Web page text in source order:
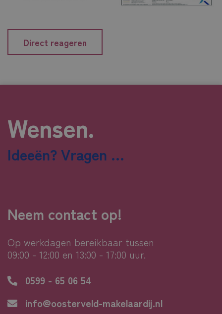
Direct reageren
Wensen.
Ideeën? Vragen ...
Neem contact op!
Op werkdagen bereikbaar tussen
09:00 - 12:00 en 13:00 - 17:00 uur.
0599 - 65 06 54
info@oosterveld-makelaardij.nl